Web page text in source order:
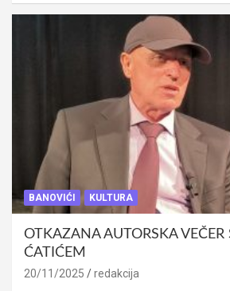
BANOVIĆI KULTURA
OTKAZANA AUTORSKA VEČER
ĆATIĆEM
20/11/2025 redakcija